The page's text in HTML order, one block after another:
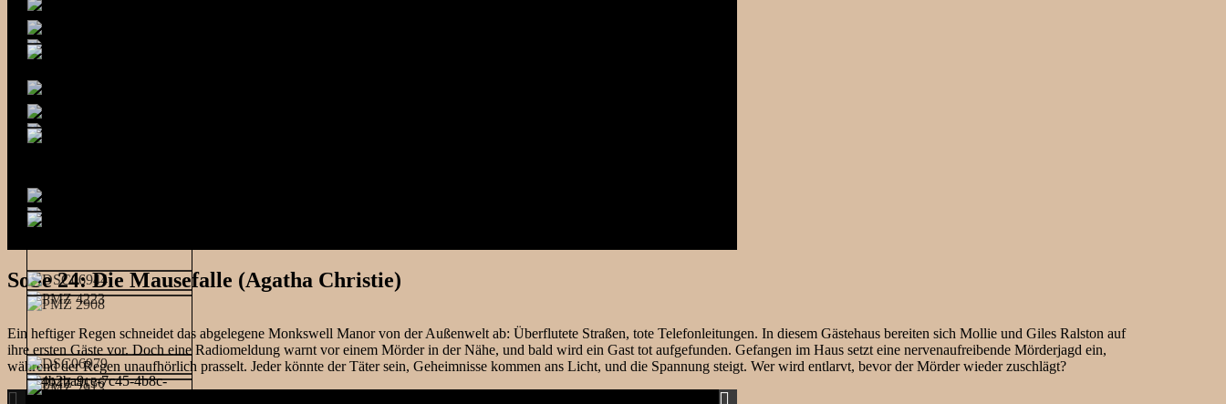
SoSe 24: Die Mausefalle (Agatha Christie)
Ein heftiger Regen schneidet das abgelegene Monkswell Manor von der Außenwelt ab: Überflutete Straßen, tote Telefonleitungen. In diesem Gästehaus bereiten sich Mollie und Giles Ralston auf
ihre ersten Gäste vor. Doch eine Radiomeldung warnt vor einem Mörder in der Nähe, und bald wird ein Gast tot aufgefunden. Gefangen im Haus setzt eine nervenaufreibende Mörderjagd ein,
während der Regen unaufhörlich prasselt. Jeder könnte der Täter sein, Geheimnisse kommen ans Licht, und die Spannung steigt. Wer wird entlarvt, bevor der Mörder wieder zuschlägt?